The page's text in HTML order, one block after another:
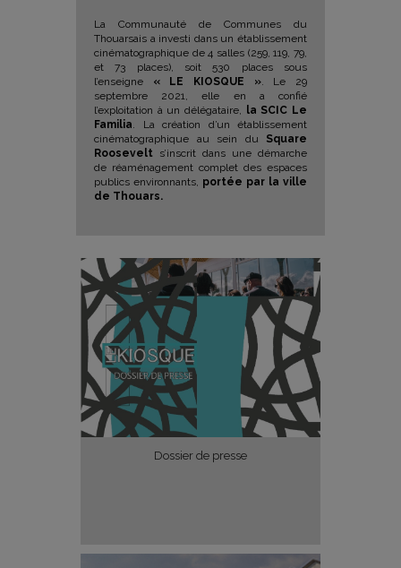
La Communauté de Communes du
Thouarsais a investi dans un établissement
cinématographique de 4 salles (259, 119, 79,
et 73 places), soit 530 places sous
l’enseigne « LE KIOSQUE ». Le 29
septembre 2021, elle en a confié
l’exploitation à un délégataire,
la SCIC Le
Familia . La création d’un établissement
cinématographique au sein du Square
Roosevelt s’inscrit dans une démarche
de réaménagement complet des espaces
publics environnants, portée par la ville
de Thouars.
Dossier de presse